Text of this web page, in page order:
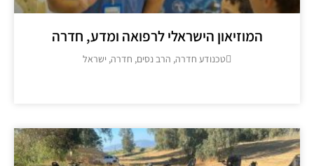
המוזיאון הישראלי לרפואה ומדע, חדרה
טכנודע חדרה, הרב נסים, חדרה, ישראל